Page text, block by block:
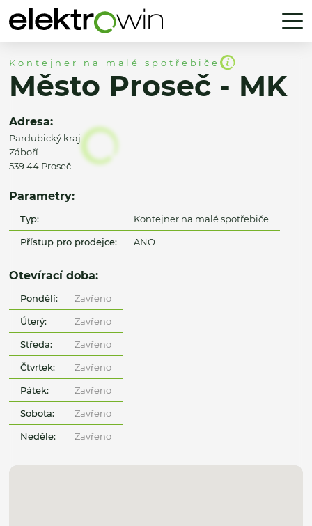
Kontejner na malé spotřebiče
Město Proseč - MK
Adresa:
Pardubický kraj
Záboří
539 44 Proseč
Parametry:
Typ: Kontejner na malé spotřebiče
Přístup pro prodejce: ANO
Otevírací doba:
Pondělí: Zavřeno
Úterý: Zavřeno
Středa: Zavřeno
Čtvrtek: Zavřeno
Pátek: Zavřeno
Sobota: Zavřeno
Neděle: Zavřeno